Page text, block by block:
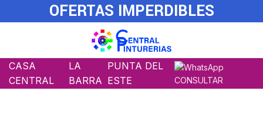
OFERTAS IMPERDIBLES
CASA
CENTRAL
LA
BARRA
PUNTA DEL
ESTE
CONSULTAR